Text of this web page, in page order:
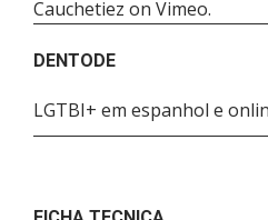
Cauchetiez on Vimeo.
DENTODE
LGTBI+ em espanhol e